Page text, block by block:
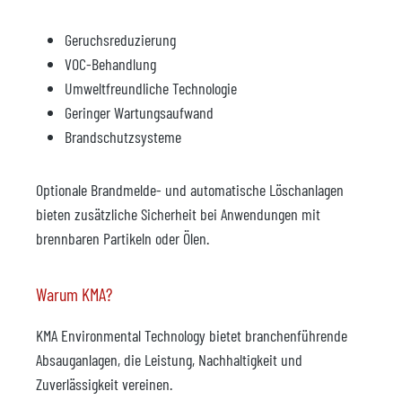
Geruchsreduzierung
VOC-Behandlung
Umweltfreundliche Technologie
Geringer Wartungsaufwand
Brandschutzsysteme
Optionale Brandmelde- und automatische Löschanlagen
bieten zusätzliche Sicherheit bei Anwendungen mit
brennbaren Partikeln oder Ölen.
Warum KMA?
KMA Environmental Technology bietet branchenführende
Absauganlagen, die Leistung, Nachhaltigkeit und
Zuverlässigkeit vereinen.